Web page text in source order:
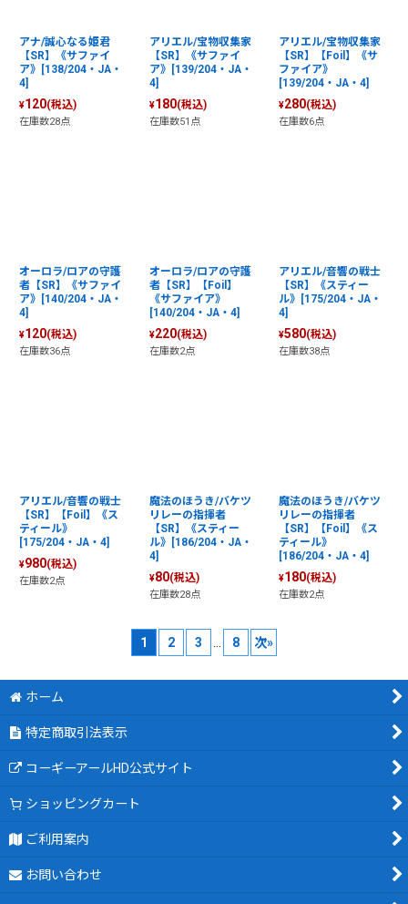
アナ/誠心なる姫君
【SR】《サファイ
ア》[138/204・JA・
4]
¥120(税込)
在庫数28点
アリエル/宝物収集家
【SR】《サファイ
ア》[139/204・JA・
4]
¥180(税込)
在庫数51点
アリエル/宝物収集家
【SR】【Foil】《サ
ファイア》
[139/204・JA・4]
¥280(税込)
在庫数6点
オーロラ/ロアの守護
者【SR】《サファイ
ア》[140/204・JA・
4]
¥120(税込)
在庫数36点
オーロラ/ロアの守護
者【SR】【Foil】
《サファイア》
[140/204・JA・4]
¥220(税込)
在庫数2点
アリエル/音響の戦士
【SR】《スティー
ル》[175/204・JA・
4]
¥580(税込)
在庫数38点
アリエル/音響の戦士
【SR】【Foil】《ス
ティール》
[175/204・JA・4]
¥980(税込)
在庫数2点
魔法のほうき/バケツ
リレーの指揮者
【SR】《スティー
ル》[186/204・JA・
4]
¥80(税込)
在庫数28点
魔法のほうき/バケツ
リレーの指揮者
【SR】【Foil】《ス
ティール》
[186/204・JA・4]
¥180(税込)
在庫数2点
1 2 3 8 次»
ホーム
特定商取引法表示
コーギーアールHD公式サイト
ショッピングカート
ご利用案内
お問い合わせ